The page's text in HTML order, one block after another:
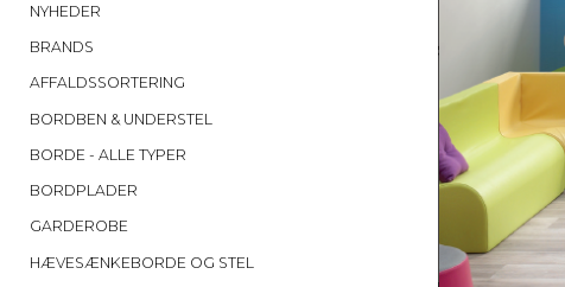
NYHEDER
BRANDS
AFFALDSSORTERING
BORDBEN & UNDERSTEL
BORDE - ALLE TYPER
BORDPLADER
GARDEROBE
HÆVESÆNKEBORDE OG STEL